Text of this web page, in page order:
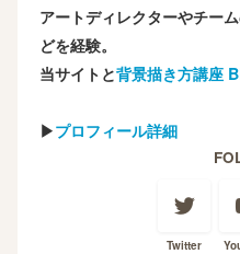
アートディレクターやチー
どを経験。
当サイトと背景描き方講座
▶プロフィール詳細
Twitter